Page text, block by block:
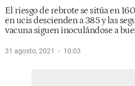
El riesgo de rebrote se sitúa en
en ucis descienden a 385 y las
vacuna siguen inoculándose a
31 agosto, 2021 10:03